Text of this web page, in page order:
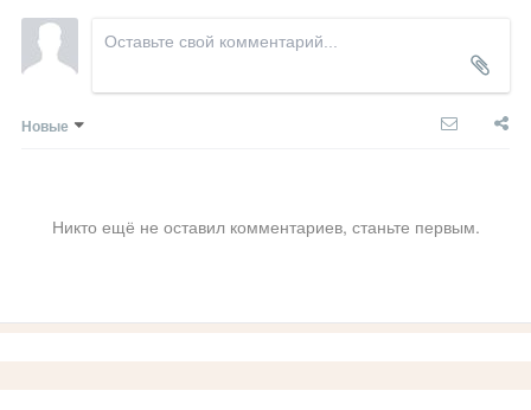
Новые
Никто ещё не оставил комментариев, станьте первым.